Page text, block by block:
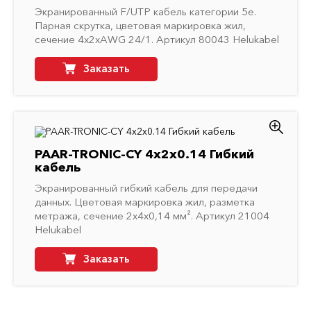
Экранированный F/UTP кабель категории 5e.
Парная скрутка, цветовая маркировка жил,
сечение 4x2xAWG 24/1. Артикул 80043 Helukabel
Заказать
PAAR-TRONIC-CY 4x2x0.14 Гибкий
кабель
Экранированный гибкий кабель для передачи
данных. Цветовая маркировка жил, разметка
метража, сечение 2х4х0,14 мм². Артикул 21004
Helukabel
Заказать